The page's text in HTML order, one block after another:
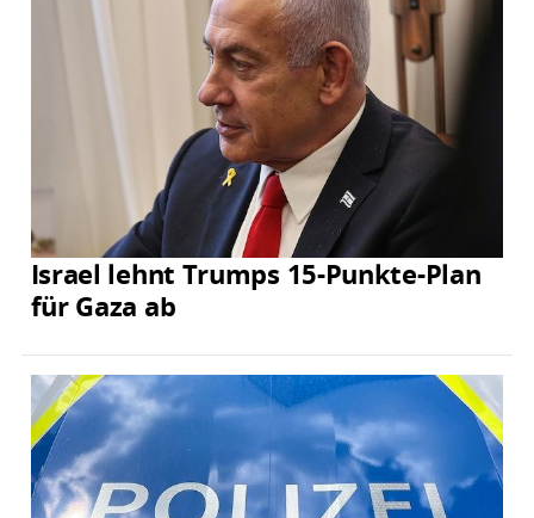
Israel lehnt Trumps 15-Punkte-Plan
für Gaza ab